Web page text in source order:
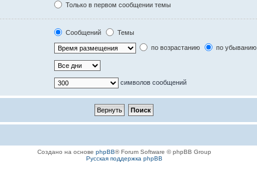
Только в первом сообщении темы
Сообщений
Темы
по возрастанию по убыванию
символов сообщений
Создано на основе phpBB® Forum Software © phpBB Group
Русская поддержка phpBB